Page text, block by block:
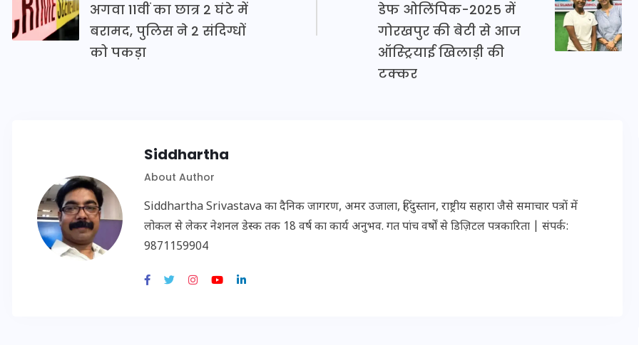
अगवा 11वीं का छात्र 2 घंटे में
बरामद, पुलिस ने 2 संदिग्धों
को पकड़ा
डेफ ओलिंपिक-2025 में
गोरखपुर की बेटी से आज
ऑस्ट्रियाई खिलाड़ी की
टक्कर
Siddhartha
About Author
Siddhartha Srivastava का दैनिक जागरण, अमर उजाला, हिंदुस्तान, राष्ट्रीय सहारा जैसे समाचार पत्रों में
लोकल से लेकर नेशनल डेस्क तक 18 वर्ष का कार्य अनुभव. गत पांच वर्षों से डिज़िटल पत्रकारिता | संपर्क:
9871159904
जिस कमरे में बिना बिजली-पंखे
के बीते 4 साल, उसे देख भावुक
हुए बृजभूषण सिंह, कहा-यहीं
जिस कमरे में बिना बिजली-पंखे
के बीते 4 साल, उसे देख भावुक
हुए बृजभूषण सिंह, कहा-यहीं
तपकर बना सोना